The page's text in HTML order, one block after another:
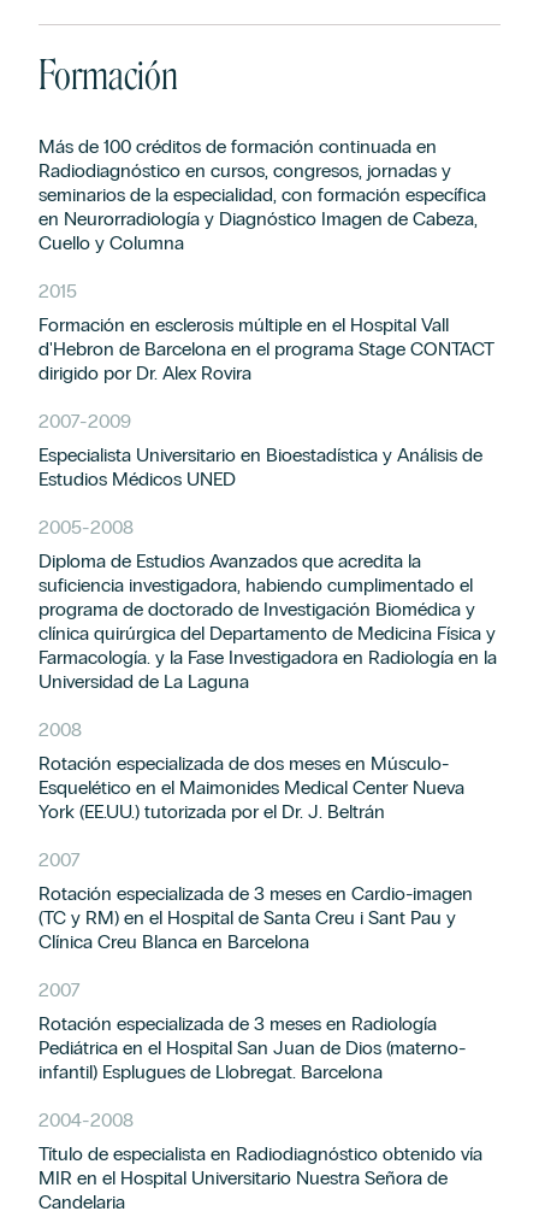
Formación
Más de 100 créditos de formación continuada en
Radiodiagnóstico en cursos, congresos, jornadas y
seminarios de la especialidad, con formación específica
en Neurorradiología y Diagnóstico Imagen de Cabeza,
Cuello y Columna
2015
Formación en esclerosis múltiple en el Hospital Vall
d'Hebron de Barcelona en el programa Stage CONTACT
dirigido por Dr. Alex Rovira
2007-2009
Especialista Universitario en Bioestadística y Análisis de
Estudios Médicos UNED
2005-2008
Diploma de Estudios Avanzados que acredita la
suficiencia investigadora, habiendo cumplimentado el
programa de doctorado de Investigación Biomédica y
clínica quirúrgica del Departamento de Medicina Física y
Farmacología. y la Fase Investigadora en Radiología en la
Universidad de La Laguna
2008
Rotación especializada de dos meses en Músculo-
Esquelético en el Maimonides Medical Center Nueva
York (EE.UU.) tutorizada por el Dr. J. Beltrán
2007
Rotación especializada de 3 meses en Cardio-imagen
(TC y RM) en el Hospital de Santa Creu i Sant Pau y
Clínica Creu Blanca en Barcelona
2007
Rotación especializada de 3 meses en Radiología
Pediátrica en el Hospital San Juan de Dios (materno-
infantil) Esplugues de Llobregat. Barcelona
2004-2008
Título de especialista en Radiodiagnóstico obtenido vía
MIR en el Hospital Universitario Nuestra Señora de
Candelaria